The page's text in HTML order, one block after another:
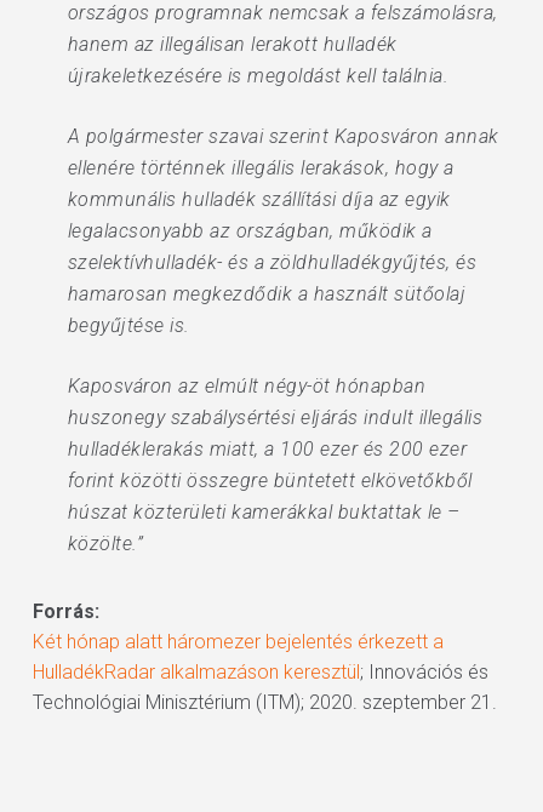
országos programnak nemcsak a felszámolásra,
hanem az illegálisan lerakott hulladék
újrakeletkezésére is megoldást kell találnia.
A polgármester szavai szerint Kaposváron annak
ellenére történnek illegális lerakások, hogy a
kommunális hulladék szállítási díja az egyik
legalacsonyabb az országban, működik a
szelektívhulladék- és a zöldhulladékgyűjtés, és
hamarosan megkezdődik a használt sütőolaj
begyűjtése is.
Kaposváron az elmúlt négy-öt hónapban
huszonegy szabálysértési eljárás indult illegális
hulladéklerakás miatt, a 100 ezer és 200 ezer
forint közötti összegre büntetett elkövetőkből
húszat közterületi kamerákkal buktattak le –
közölte.”
Forrás:
Két hónap alatt háromezer bejelentés érkezett a
HulladékRadar alkalmazáson keresztül; Innovációs és
Technológiai Minisztérium (ITM); 2020. szeptember 21.